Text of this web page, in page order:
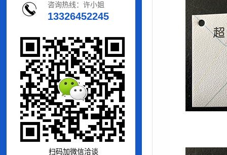
咨询热线：许小姐
13326452245
扫码加微信洽谈